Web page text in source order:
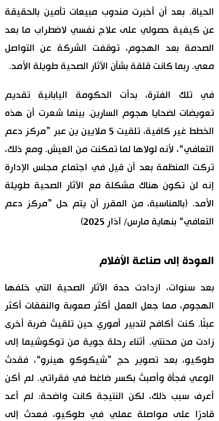
الحياة. بعد أن أخبرت مندوب مبيعات تأمين بالحقيقة
عن كيفية حصولي على علاج نفسي لاضطراب ما بعد
الصدمة بعد الهجوم، توقفت الشركة عن التواصل
معي. ربما كانت قلقة بشأن الآثار الصحية طويلة الأمد.
في تلك الفترة، بدأت الحكومة اليابانية تقديم
تعويضات لضحايا هجوم السارين. بينما شعرت أن هذه
الخطط غير كافية، تلقيت 5 ملايين ين عبر ”مركز دعم
التعافي“، لأنه لولاها لما تمكنت من العيش. ومع ذلك،
تركت المنظمة بعد أن قيل في اجتماع مجلس الإدارة
إنه لن تكون هناك مشكلة مع الآثار الصحية طويلة
الأمد. (بالمناسبة، من المقرر أن يتم حل ”مركز دعم
التعافي“ بنهاية مارس/ آذار 2025)
العودة إلى صناعة الأفلام
بعد سنوات، ازدادت حدة الآثار الصحية التي خلفها
الهجوم، مما جعل العمل أكثر صعوبة والنفقات أكثر
عبئًا. كنت أكافح لتدبير أموري حين تلقيتُ ضربة أخرى
زادت من محنتي. أثناء رحلة جوية من توكوشيما إلى
طوكيو، بعد تصوير حج ”شيكوكو هينرو“، فقدتُ
الوعي فجأة وأصبتُ بكسر ضاغط في فقراتي. لم أكن
أعرف سبب ذلك، لكن النتيجة كانت واضحة: لم أعد
قادرًا على مواصلة عملي في طوكيو، فعدتُ إلى